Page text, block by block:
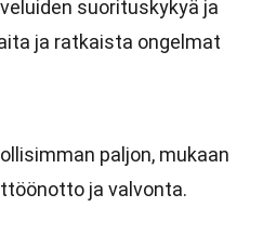
suorituskykyä ja
ja ratkaista ongelmat
paljon, mukaan
ja valvonta.